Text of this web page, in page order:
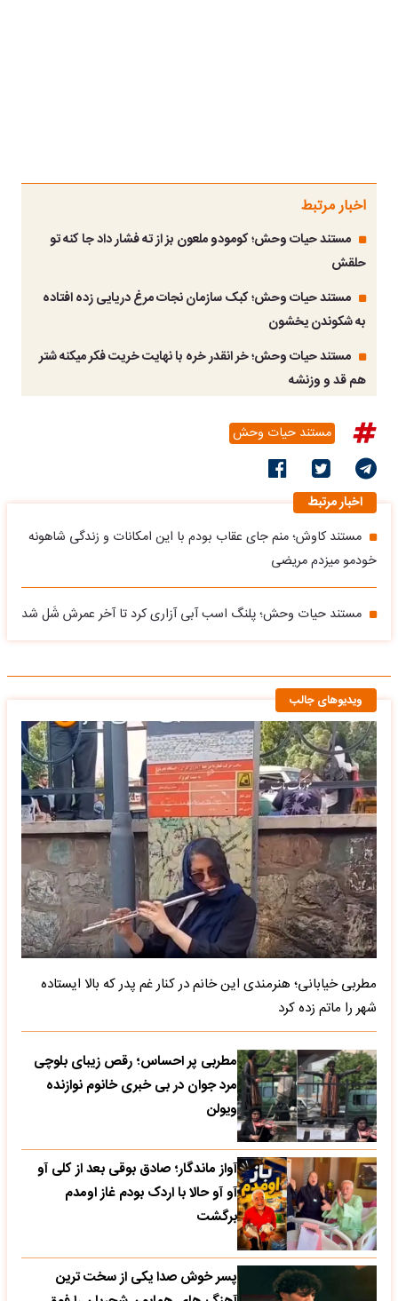
اخبار مرتبط
مستند حیات وحش؛ کومودو ملعون بز از ته فشار داد جا کنه تو
حلقش
مستند حیات وحش؛ کبک سازمان نجات مرغ دریایی زده افتاده
به شکوندن یخشون
مستند حیات وحش؛ خر انقدر خره با نهایت خریت فکر میکنه شتر
هم قد و وزنشه
مستند حیات وحش
اخبار مرتبط
مستند کاوش؛ منم جای عقاب بودم با این امکانات و زندگی شاهونه
خودمو میزدم مریضی
مستند حیات وحش؛ پلنگ اسب آبی آزاری کرد تا آخر عمرش شَل شد
ویدیوهای جالب
مطربی خیابانی؛ هنرمندی این خانم در کنار غم پدر که بالا ایستاده
شهر را ماتم زده کرد
مطربی پر احساس؛ رقص زیبای بلوچی
مرد جوان در بی خبری خانوم نوازنده
ویولن
آواز ماندگار؛ صادق بوقی بعد از کلی آو
آو آو حالا با اردک بودم غاز اومدم
برگشت
پسر خوش صدا یکی از سخت ترین